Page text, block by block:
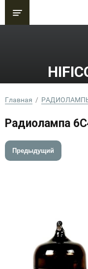
Главная
  /
Радиолампа
Предыдущий